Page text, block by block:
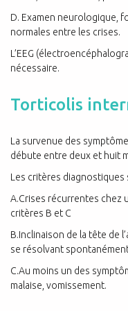
D. Examen neurologique,
normales entre les crises.
L’EEG
nécessaire.
Torticolis
La survenue des
débute entre deux et huit
Les critères diagnostiques
A.Crises récurrentes chez
critères B et C
B.Inclinaison de la tête de
se résolvant
C.Au moins un des
malaise, vomissement.